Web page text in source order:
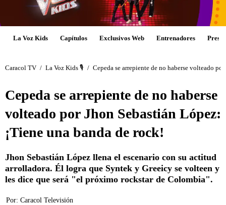
La Voz Kids Capítulos Exclusivos Web Entrenadores
Caracol TV / La Voz Kids 🎙️ / Cepeda se arrepiente de no haberse volteado
Cepeda se arrepiente de no haberse
volteado por Jhon Sebastián López:
¡Tiene una banda de rock!
Jhon Sebastián López llena el escenario con su actitud
arrolladora. Él logra que Syntek y Greeicy se volteen y
les dice que será "el próximo rockstar de Colombia".
Por: Caracol Televisión